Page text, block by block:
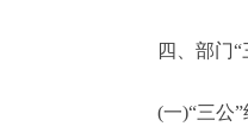
四、部门“三
(一)“三公”